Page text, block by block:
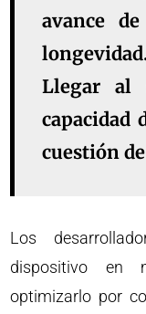
avance
Llegar al
capacidad
cuestión
Los
dispositivo en
optimizarlo por